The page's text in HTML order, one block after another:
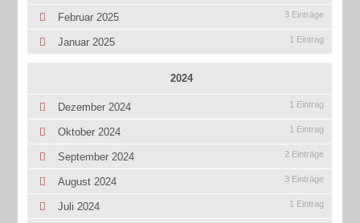
Februar 2025 3 Einträge
Januar 2025 1 Eintrag
2024
Dezember 2024 1 Eintrag
Oktober 2024 1 Eintrag
September 2024 2 Einträge
August 2024 3 Einträge
Juli 2024 1 Eintrag